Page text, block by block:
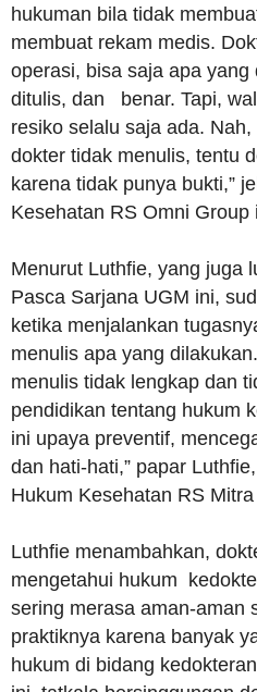
hukuman bila tidak
membuat rekam medis.
operasi, bisa saja apa yang
ditulis, dan benar. Tapi,
resiko selalu saja ada.
dokter tidak menulis, tentu
karena tidak punya bukti,”
Kesehatan RS Omni Group
Menurut Luthfie, yang juga
Pasca Sarjana UGM ini,
ketika menjalankan
menulis apa yang
menulis tidak lengkap dan
pendidikan tentang hukum
ini upaya preventif,
dan hati-hati,” papar
Hukum Kesehatan RS
Luthfie menambahkan,
mengetahui hukum
sering merasa aman-aman
praktiknya karena banyak
hukum di bidang